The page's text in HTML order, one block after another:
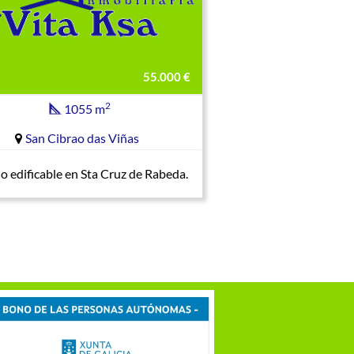
55.000 €
1055 m2
San Cibrao das Viñas
edificable en Sta Cruz de Rabeda.